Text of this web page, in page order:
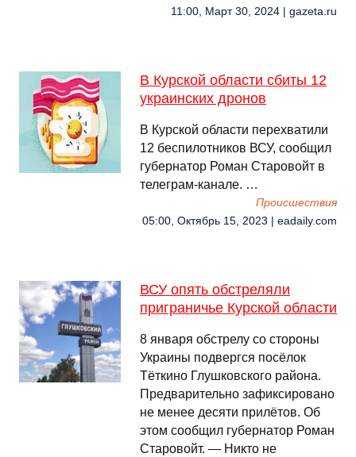
11:00, Март 30, 2024 | gazeta.ru
В Курской области сбиты 12
украинских дронов
В Курской области перехватили
12 беспилотников ВСУ, сообщил
губернатор Роман Старовойт в
телеграм-канале. …
Происшествия
05:00, Октябрь 15, 2023 | eadaily.com
ВСУ опять обстреляли
приграничье Курской области
8 января обстрелу со стороны
Украины подвергся посёлок
Тёткино Глушковского района.
Предварительно зафиксировано
не менее десяти прилётов. Об
этом сообщил губернатор Роман
Старовойт. — Никто не